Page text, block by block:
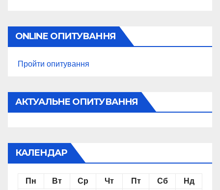
ONLINE ОПИТУВАННЯ
Пройти опитування
АКТУАЛЬНЕ ОПИТУВАННЯ
КАЛЕНДАР
Пн Вт Ср Чт Пт Сб Нд